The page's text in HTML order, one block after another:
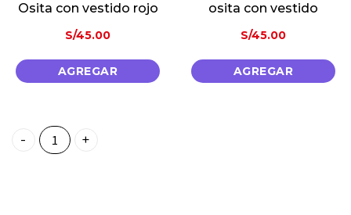
Osita con vestido rojo
S/45.00
AGREGAR
osita con vestido
S/45.00
AGREGAR
💞Jarron De Tulipancitos💕 quantity